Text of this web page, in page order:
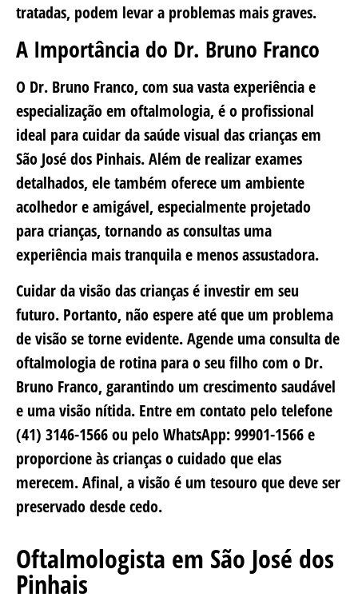
tratadas, podem levar a problemas mais graves.
A Importância do Dr. Bruno Franco
O Dr. Bruno Franco, com sua vasta experiência e
especialização em oftalmologia, é o profissional
ideal para cuidar da saúde visual das crianças em
São José dos Pinhais. Além de realizar exames
detalhados, ele também oferece um ambiente
acolhedor e amigável, especialmente projetado
para crianças, tornando as consultas uma
experiência mais tranquila e menos assustadora.
Cuidar da visão das crianças é investir em seu
futuro. Portanto, não espere até que um problema
de visão se torne evidente. Agende uma consulta de
oftalmologia de rotina para o seu filho com o Dr.
Bruno Franco, garantindo um crescimento saudável
e uma visão nítida. Entre em contato pelo telefone
(41) 3146-1566 ou pelo WhatsApp: 99901-1566 e
proporcione às crianças o cuidado que elas
merecem. Afinal, a visão é um tesouro que deve ser
preservado desde cedo.
Oftalmologista em São José dos
Pinhais